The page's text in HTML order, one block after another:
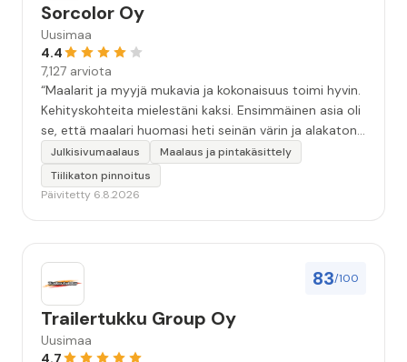
Sorcolor Oy
Uusimaa
4.4
7,127 arviota
“Maalarit ja myyjä mukavia ja kokonaisuus toimi hyvin.
Kehityskohteita mielestäni kaksi. Ensimmäinen asia oli
se, että maalari huomasi heti seinän värin ja alakaton
värin erot mitä en huomannut. Hyvä toki että siinä
kohtaa huomattu mutta toki optimaalisessa
tilanteessa myyjä olisi jo kiinnittänyt tähän huomiota.
kokonaisuus hyvä ja varmasti tulevaisuudessakin
mahdollisuus että palveluita käytän”
Julkisivumaalaus
Maalaus ja pintakäsittely
Tiilikaton pinnoitus
Päivitetty 6.8.2026
83/100
Trailertukku Group Oy
Uusimaa
4.7